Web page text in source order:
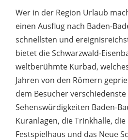
Wer in der Region Urlaub
einen Ausflug nach Baden-
schnellsten und
bietet die Schwarzwald-
weltberühmte Kurbad,
Jahren von den Römern
dem Besucher
Sehenswürdigkeiten Baden-
Kuranlagen, die Trinkhalle, die
Festspielhaus und das Neue